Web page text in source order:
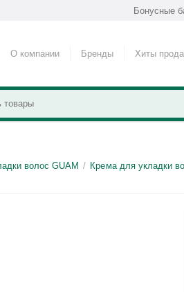
Бонусные
О компании Бренды Хиты
волос GUAM / Крема для укладки